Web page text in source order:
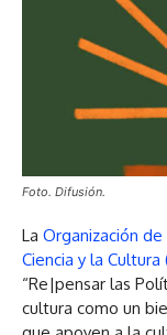
Foto. Difusión.
La Organización de
Ciencia y la Cultura
“Re|pensar las
cultura como un